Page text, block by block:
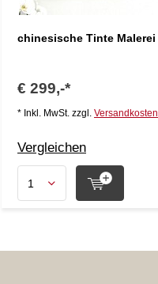
chinesische Tinte Malerei
€ 299,-*
* Inkl. MwSt. zzgl. Versandkosten
Vergleichen